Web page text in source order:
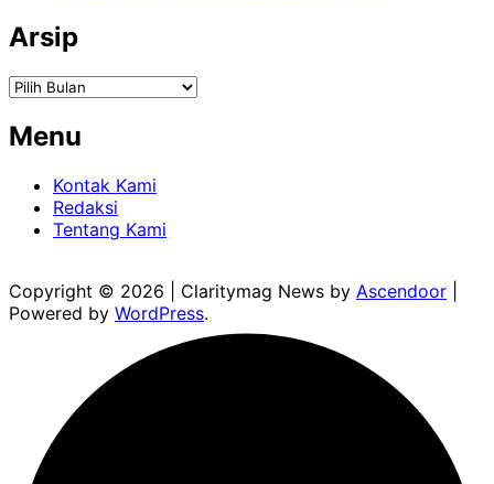
Arsip
Arsip
Menu
Kontak Kami
Redaksi
Tentang Kami
Copyright © 2026 | Claritymag News by Ascendoor
Powered by WordPress.